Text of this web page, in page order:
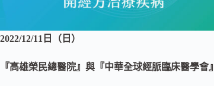
2022/12/11日（日）
『高雄榮民總醫院』與『中華全球經脈臨床醫學會』